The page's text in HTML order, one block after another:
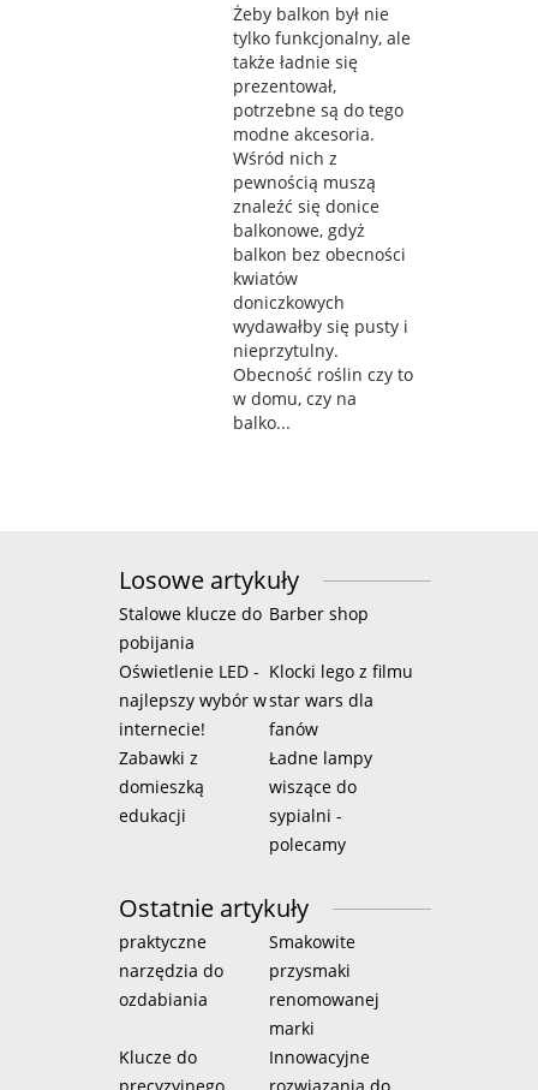
Żeby balkon był nie
tylko funkcjonalny, ale
także ładnie się
prezentował,
potrzebne są do tego
modne akcesoria.
Wśród nich z
pewnością muszą
znaleźć się donice
balkonowe, gdyż
balkon bez obecności
kwiatów
doniczkowych
wydawałby się pusty i
nieprzytulny.
Obecność roślin czy to
w domu, czy na
balko...
Losowe artykuły
Stalowe klucze do
pobijania
Barber shop
Oświetlenie LED -
najlepszy wybór w
internecie!
Klocki lego z filmu
star wars dla
fanów
Zabawki z
domieszką
edukacji
Ładne lampy
wiszące do
sypialni -
polecamy
Ostatnie artykuły
praktyczne
narzędzia do
ozdabiania
Smakowite
przysmaki
renomowanej
marki
Klucze do
precyzyjnego
Innowacyjne
rozwiązania do